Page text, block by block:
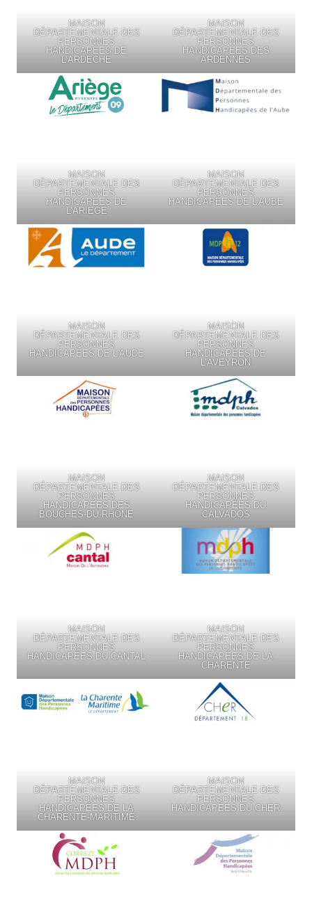
MAISON
DÉPARTEMENTALE DES
PERSONNES
HANDICAPÉES DE
L’ARDÈCHE
MAISON
DÉPARTEMENTALE DES
PERSONNES
HANDICAPÉES DES
ARDENNES
MAISON
DÉPARTEMENTALE DES
PERSONNES
HANDICAPÉES DE
L’ARIÈGE
MAISON
DÉPARTEMENTALE DES
PERSONNES
HANDICAPÉES DE L’AUBE
MAISON
DÉPARTEMENTALE DES
PERSONNES
HANDICAPÉES DE L’AUDE
MAISON
DÉPARTEMENTALE DES
PERSONNES
HANDICAPÉES DE
L’AVEYRON
MAISON
DÉPARTEMENTALE DES
PERSONNES
HANDICAPÉES DES
BOUCHES-DU-RHÔNE
MAISON
DÉPARTEMENTALE DES
PERSONNES
HANDICAPÉES DU
CALVADOS
MAISON
DÉPARTEMENTALE DES
PERSONNES
HANDICAPÉES DU CANTAL
MAISON
DÉPARTEMENTALE DES
PERSONNES
HANDICAPÉES DE LA
CHARENTE
MAISON
DÉPARTEMENTALE DES
PERSONNES
HANDICAPÉES DE LA
CHARENTE-MARITIME
MAISON
DÉPARTEMENTALE DES
PERSONNES
HANDICAPÉES DU CHER